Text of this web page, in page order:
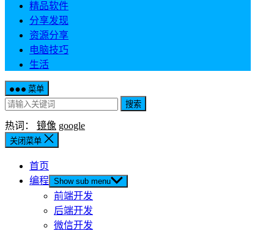
精品软件
分享发现
资源分享
电脑技巧
生活
菜单
搜索
热词： 镜像 google
关闭菜单
首页
编程 Show sub menu
前端开发
后端开发
微信开发